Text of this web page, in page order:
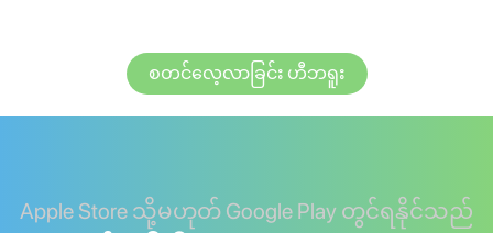
စတင်လေ့လာခြင်း ဟီဘရူး
Apple Store သို့မဟုတ် Google Play တွင်ရနိုင်သည်